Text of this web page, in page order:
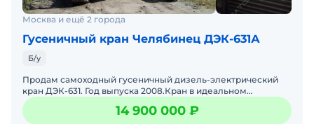
Москва и ещё 2 города
Гусеничный кран Челябинец ДЭК-631А
Б/у
Продам самоходный гусеничный дизель-электрический
кран ДЭК-631. Год выпуска 2008.Кран в идеальном
техническом состоянии!Стрела 36м + маневровый гусек
29м.Террит
14 900 000 ₽